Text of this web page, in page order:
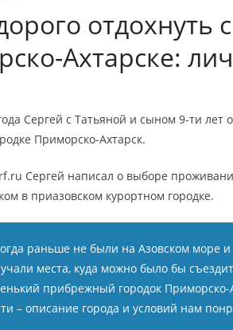
отдохнуть
Ахтарске:
Сергей с Татьяной и сыном 9-ти
Приморско-Ахтарск.
Сергей написал о выборе
в приазовском курортном городке.
раньше не были на Азовском море
места, куда можно было бы
прибрежный городок
– описание города и условий нам